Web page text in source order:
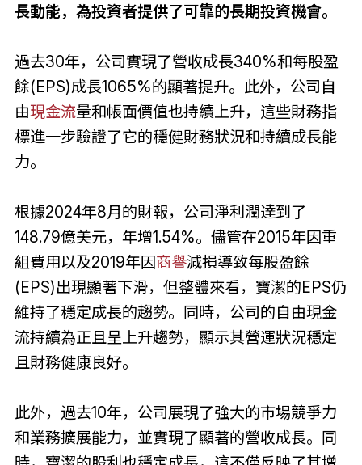
長動能，為投資者提供了可靠的長期投資機會。
過去30年，公司實現了營收成長340%和每股盈
餘(EPS)成長1065%的顯著提升。此外，公司自
由現金流量和帳面價值也持續上升，這些財務指
標進一步驗證了它的穩健財務狀況和持續成長能
力。
根據2024年8月的財報，公司淨利潤達到了
148.79億美元，年增1.54%。儘管在2015年因重
組費用以及2019年因商譽減損導致每股盈餘
(EPS)出現顯著下滑，但整體來看，寶潔的EPS仍
維持了穩定成長的趨勢。同時，公司的自由現金
流持續為正且呈上升趨勢，顯示其營運狀況穩定
且財務健康良好。
此外，過去10年，公司展現了強大的市場競爭力
和業務擴展能力，並實現了顯著的營收成長。同